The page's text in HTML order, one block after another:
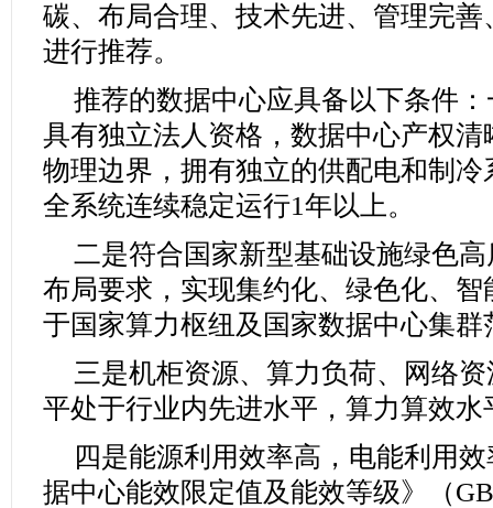
碳、布局合理、技术先进、管理完
进行推荐。
推荐的数据中心应具备以下条件
具有独立法人资格，数据中心产权
物理边界，拥有独立的供配电和制
全系统连续稳定运行1年以上。
二是符合国家新型基础设施绿色
布局要求，实现集约化、绿色化、
于国家算力枢纽及国家数据中心集
三是机柜资源、算力负荷、网络
平处于行业内先进水平，算力算效水
四是能源利用效率高，电能利用
据中心能效限定值及能效等级》（